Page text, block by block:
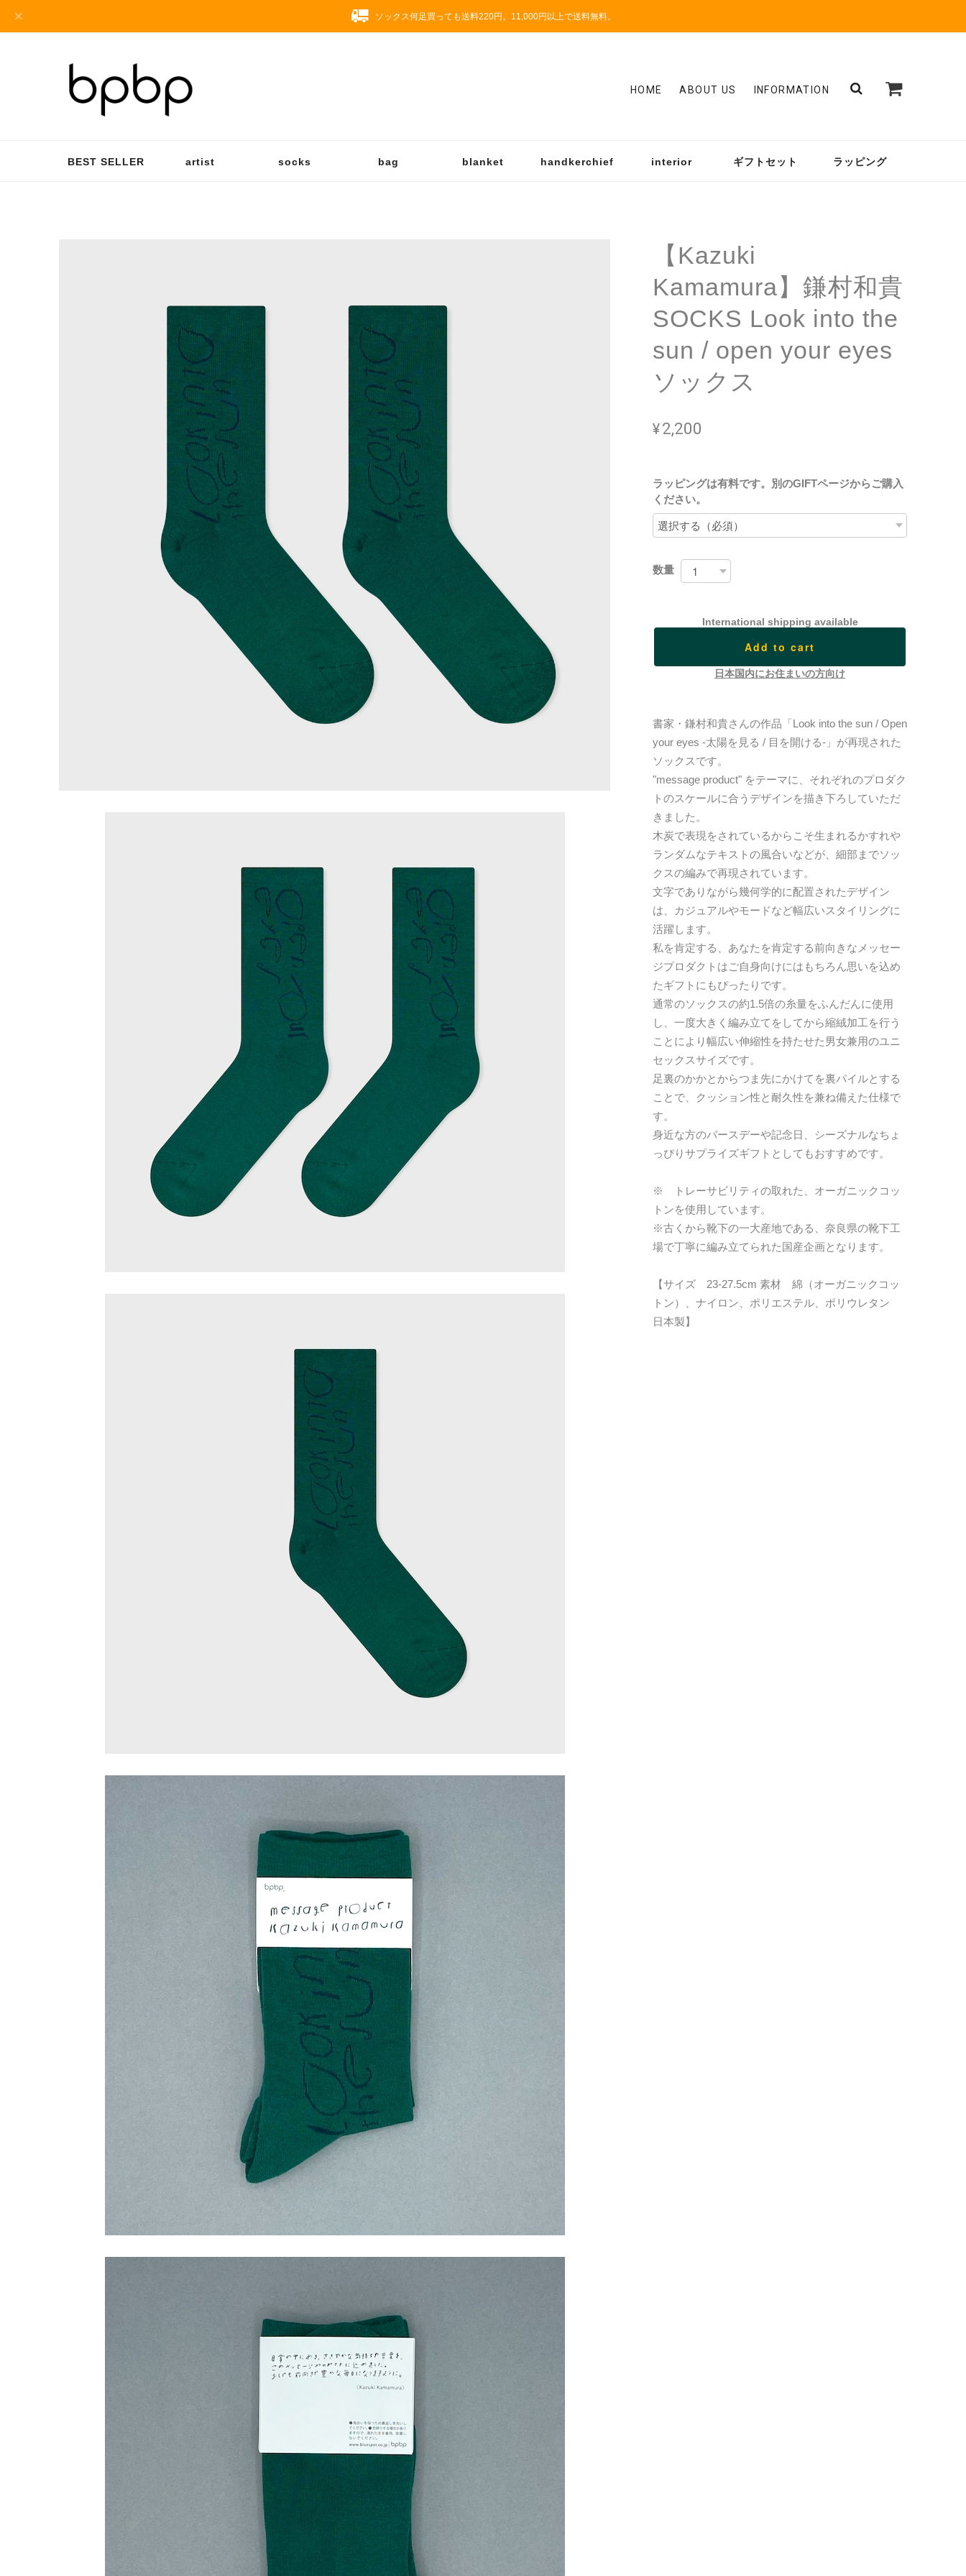
ソックス何足買っても送料220円。11,000円以上で送料無料。
HOME ABOUT US INFORMATION
BEST SELLER artist socks bag blanket handkerchief interior ギフトセット ラッピング
【Kazuki
Kamamura】鎌村和貴
SOCKS Look into the
sun / open your eyes
ソックス
¥2,200
ラッピングは有料です。別のGIFTページからご購入
ください。
数量
International shipping available
Add to cart
日本国内にお住まいの方向け
書家・鎌村和貴さんの作品「Look into the sun / Open
your eyes -太陽を見る / 目を開ける-」が再現された
ソックスです。
"message product" をテーマに、それぞれのプロダク
トのスケールに合うデザインを描き下ろしていただ
きました。
木炭で表現をされているからこそ生まれるかすれや
ランダムなテキストの風合いなどが、細部までソッ
クスの編みで再現されています。
文字でありながら幾何学的に配置されたデザイン
は、カジュアルやモードなど幅広いスタイリングに
活躍します。
私を肯定する、あなたを肯定する前向きなメッセー
ジプロダクトはご自身向けにはもちろん思いを込め
たギフトにもぴったりです。
通常のソックスの約1.5倍の糸量をふんだんに使用
し、一度大きく編み立てをしてから縮絨加工を行う
ことにより幅広い伸縮性を持たせた男女兼用のユニ
セックスサイズです。
足裏のかかとからつま先にかけてを裏パイルとする
ことで、クッション性と耐久性を兼ね備えた仕様で
す。
身近な方のバースデーや記念日、シーズナルなちょ
っぴりサプライズギフトとしてもおすすめです。
※ トレーサビリティの取れた、オーガニックコッ
トンを使用しています。
※古くから靴下の一大産地である、奈良県の靴下工
場で丁寧に編み立てられた国産企画となります。
【サイズ 23-27.5cm 素材 綿（オーガニックコッ
トン）、ナイロン、ポリエステル、ポリウレタン
日本製】